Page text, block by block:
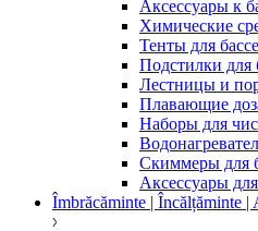
Аксессуары к
Химические
Тенты для
Подстилки для
Лестницы и
Плавающие
Наборы для
Скиммеры для
Аксессуары
Îmbrăcăminte | Încălțăminte |